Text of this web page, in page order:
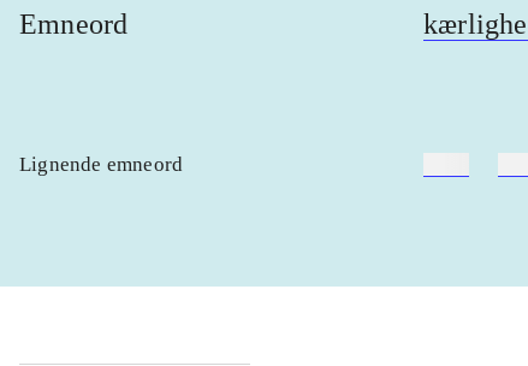
Emneord
Lignende emneord